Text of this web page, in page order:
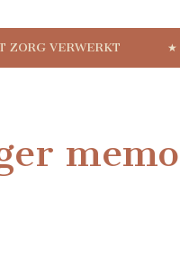
ZORG VERWERKT ★